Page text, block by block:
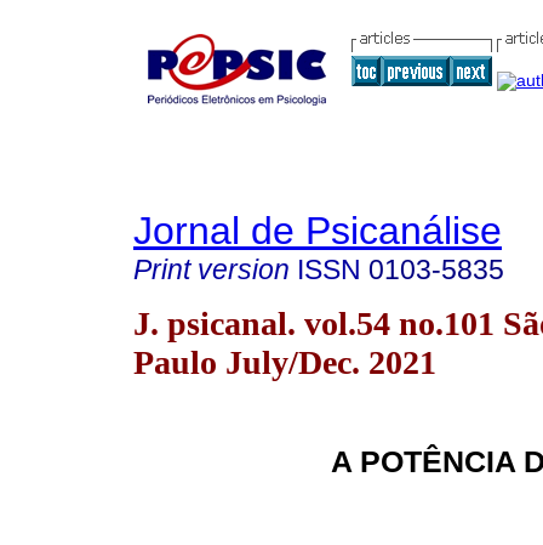
Jornal de Psicanálise
Print version ISSN 0103-5835
J. psicanal. vol.54 no.101
Paulo July/Dec. 2021
A POTÊNCIA